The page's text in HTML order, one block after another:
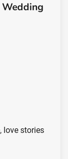
love stories